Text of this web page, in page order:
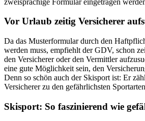
Vor Urlaub zeitig Versicherer
Da das Musterformular durch den
werden muss, empfiehlt der GDV, schon
den Versicherer oder den Vermittler
eine gute Möglichkeit sein, den
Denn so schön auch der Skisport ist: Er
Versicherer zu den gefährlichsten
Skisport: So faszinierend wie